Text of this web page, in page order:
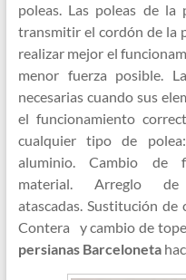
poleas. Las poleas de la
transmitir el cordón de la
realizar mejor el
menor fuerza posible.
necesarias cuando sus
el funcionamiento
cualquier tipo de
aluminio. Cambio de
material. Arreglo
atascadas. Sustitución de
Contera y cambio de
persianas Barceloneta